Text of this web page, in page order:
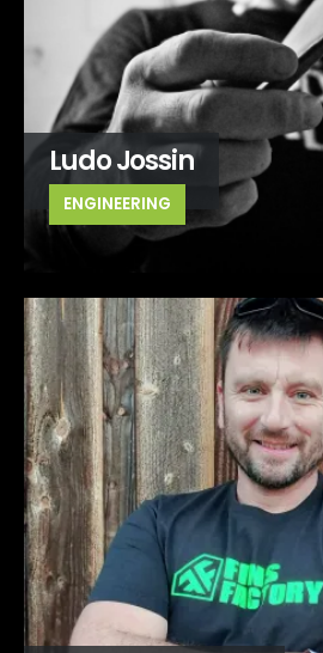
Ludo Jossin
ENGINEERING